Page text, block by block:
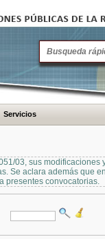
Servicios
03, sus modificaciones
Se aclara además que
presentes convocatorias.